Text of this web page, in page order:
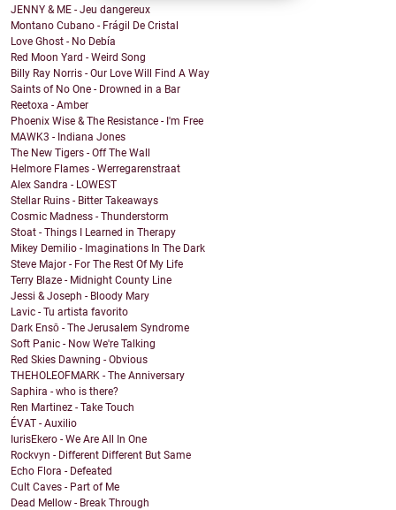
JENNY & ME - Jeu dangereux
Montano Cubano - Frágil De Cristal
Love Ghost - No Debía
Red Moon Yard - Weird Song
Billy Ray Norris - Our Love Will Find A Way
Saints of No One - Drowned in a Bar
Reetoxa - Amber
Phoenix Wise & The Resistance - I'm Free
MAWK3 - Indiana Jones
The New Tigers - Off The Wall
Helmore Flames - Werregarenstraat
Alex Sandra - LOWEST
Stellar Ruins - Bitter Takeaways
Cosmic Madness - Thunderstorm
Stoat - Things I Learned in Therapy
Mikey Demilio - Imaginations In The Dark
Steve Major - For The Rest Of My Life
Terry Blaze - Midnight County Line
Jessi & Joseph - Bloody Mary
Lavic - Tu artista favorito
Dark Ensō - The Jerusalem Syndrome
Soft Panic - Now We're Talking
Red Skies Dawning - Obvious
THEHOLEOFMARK - The Anniversary
Saphira - who is there?
Ren Martinez - Take Touch
ÉVAT - Auxilio
IurisEkero - We Are All In One
Rockvyn - Different Different But Same
Echo Flora - Defeated
Cult Caves - Part of Me
Dead Mellow - Break Through